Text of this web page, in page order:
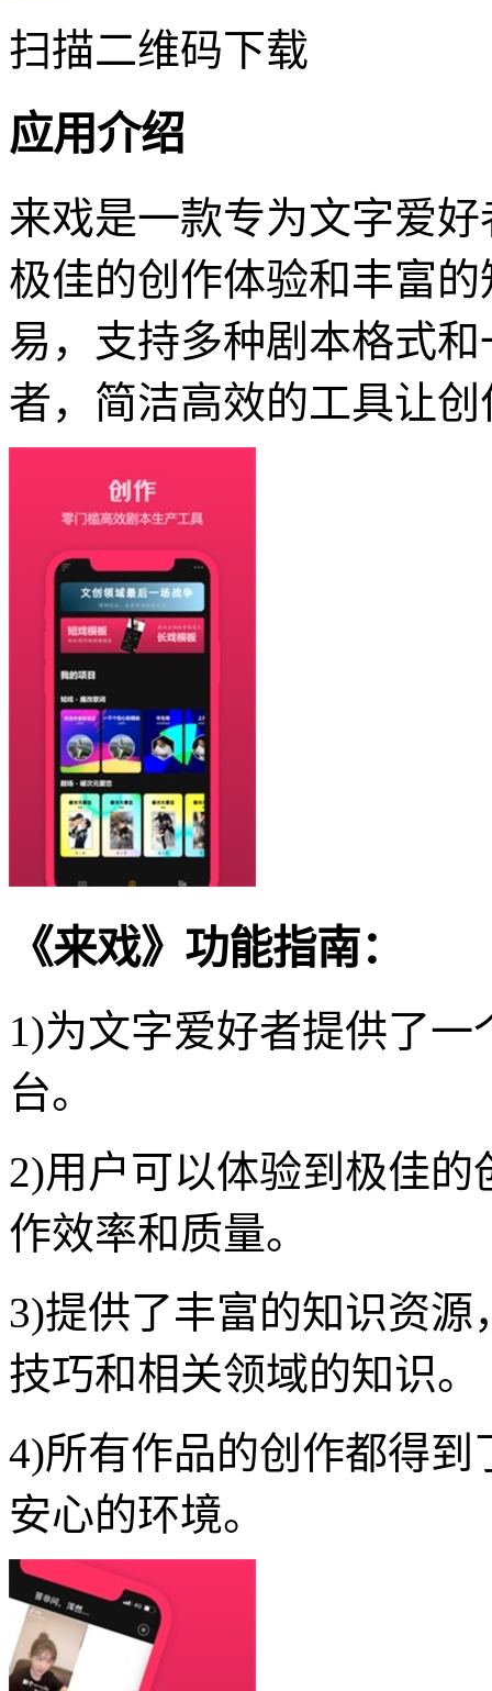
扫描二维码下载
应用介绍
来戏是一款专为文字爱
极佳的创作体验和丰富的
易，支持多种剧本格式
者，简洁高效的工具让
《来戏》功能指南：
1)为文字爱好者提供了
台。
2)用户可以体验到极佳
作效率和质量。
3)提供了丰富的知识资
技巧和相关领域的知识。
4)所有作品的创作都得
安心的环境。